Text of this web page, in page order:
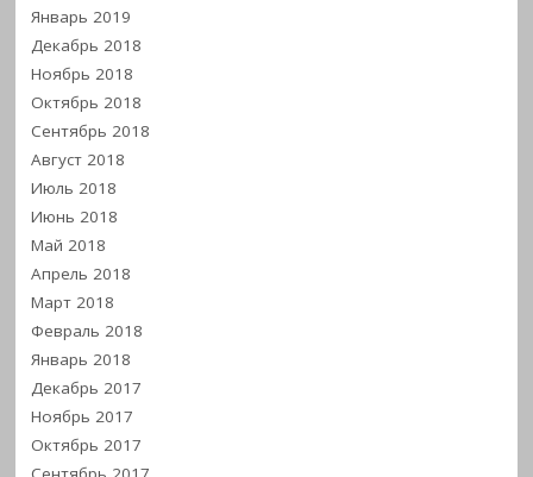
Январь 2019
Декабрь 2018
Ноябрь 2018
Октябрь 2018
Сентябрь 2018
Август 2018
Июль 2018
Июнь 2018
Май 2018
Апрель 2018
Март 2018
Февраль 2018
Январь 2018
Декабрь 2017
Ноябрь 2017
Октябрь 2017